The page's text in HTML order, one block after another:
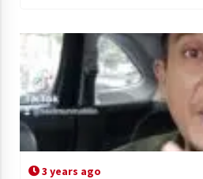
3 years ago